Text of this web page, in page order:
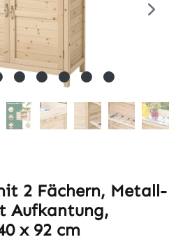
2 Fächern, Metall-
Aufkantung,
x 92 cm